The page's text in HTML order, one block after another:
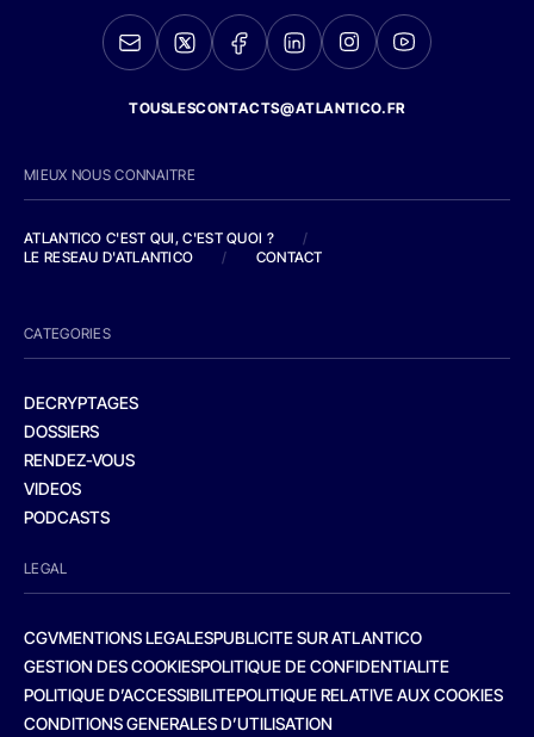
TOUSLESCONTACTS@ATLANTICO.FR
MIEUX NOUS CONNAITRE
ATLANTICO C'EST QUI, C'EST QUOI ?
/
LE RESEAU D'ATLANTICO
/ CONTACT
CATEGORIES
DECRYPTAGES
DOSSIERS
RENDEZ-VOUS
VIDEOS
PODCASTS
LEGAL
CGVMENTIONS LEGALESPUBLICITE SUR ATLANTICO
GESTION DES COOKIESPOLITIQUE DE CONFIDENTIALITE
POLITIQUE D’ACCESSIBILITEPOLITIQUE RELATIVE AUX COOKIES
CONDITIONS GENERALES D’UTILISATION